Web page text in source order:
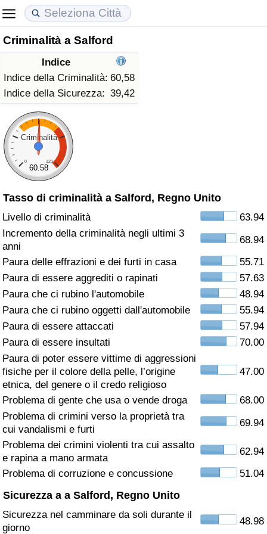
Criminalità a Salford
Indice
Indice della Criminalità: 60,58
Indice della Sicurezza: 39,42
Criminalità
0 120
60.58
Tasso di criminalità a Salford, Regno Unito
Livello di criminalità
63.94
Incremento della criminalità negli ultimi 3
anni
68.94
Paura delle effrazioni e dei furti in casa
55.71
Paura di essere aggrediti o rapinati
57.63
Paura che ci rubino l'automobile
48.94
Paura che ci rubino oggetti dall'automobile
55.94
Paura di essere attaccati
57.94
Paura di essere insultati
70.00
Paura di poter essere vittime di aggressioni
fisiche per il colore della pelle, l’origine
etnica, del genere o il credo religioso
47.00
Problema di gente che usa o vende droga
68.00
Problema di crimini verso la proprietà tra
cui vandalismi e furti
69.94
Problema dei crimini violenti tra cui assalto
e rapina a mano armata
62.94
Problema di corruzione e concussione
51.04
Sicurezza a a Salford, Regno Unito
Sicurezza nel camminare da soli durante il
giorno
48.98
Costo della vita
Indice Del Costo Della Vita (corrente)
Indice Del Costo Della Vita
Indice del Costo della Vita per Nazione
ad Aqaba
Prezzi degli immobili
Indice del Prezzo delle Case (Corrente)
Indice del Prezzo delle Case
Indice del Prezzo delle Case per Nazione
Qualità della Vita
Indice della Qualità della Vita
Indice della Qualità della Vita (Corrente)
Indice della qualità della vita per Paese
Criminalità
Indice del Tasso di Criminalità (Corrente)
Indice della Criminalità
Indice di criminalità per paese
Assistenza Sanitaria
Indice dell’Assistenza Sanitaria (Corrente)
Indice dell’Assistenza Sanitaria
Indice dell’Assistenza Sanitaria per
Nazione
Inquinamento
Indice dell’Inquinamento (Corrente)
Indice dell’Inquinamento per Nazione